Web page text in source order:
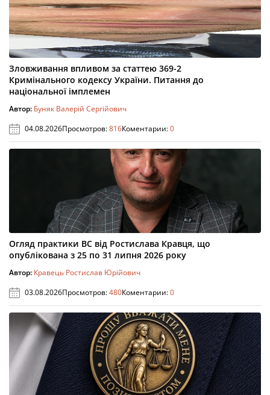
Зловживання впливом за статтею 369-2
Кримінального кодексу України. Питання до
національної імплемен
Автор: Буняк Валерій Сергійович
04.08.2026Просмотров:816Коментарии:0
Огляд практики ВС від Ростислава Кравця, що
опублікована з 25 по 31 липня 2026 року
Автор: Кравець Ростислав Юрійович
03.08.2026Просмотров:480Коментарии:0